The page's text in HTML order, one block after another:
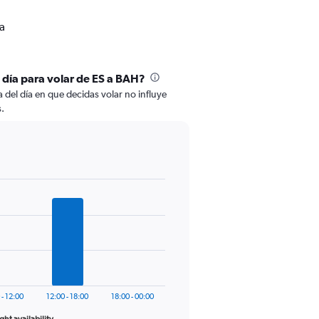
para volar de ES a BAH?
del día en que decidas volar no influye
12:00 12:00 - 18:00 18:00 - 00:00